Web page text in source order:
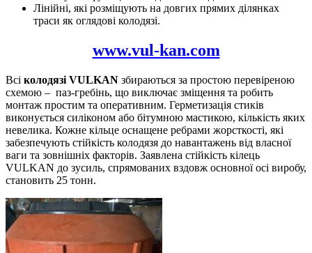
Лінійні, які розміщують на довгих прямих ділянках
траси як оглядові колодязі.
www.vul-kan.com
Всі колодязі VULKAN збираються за простою перевіреною
схемою – паз-гребінь, що виключає зміщення та робить
монтаж простим та оперативним. Герметизація стиків
виконується силіконом або бітумною мастикою, кількість яких
невелика. Кожне кільце оснащене ребрами жорсткості, які
забезпечують стійкість колодязя до навантажень від власної
ваги та зовнішніх факторів. Заявлена стійкість кілець
VULKAN до зусиль, спрямованих вздовж основної осі виробу,
становить 25 тонн.